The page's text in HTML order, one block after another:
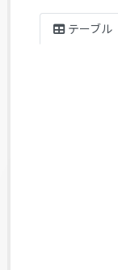
テーブル